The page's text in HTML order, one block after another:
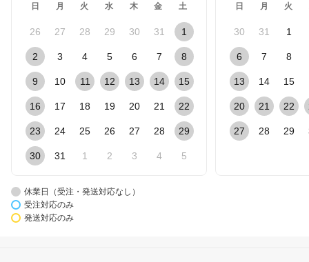
日 月 火 水 木 金 土
26 27 28 29 30 31 1
2 3 4 5 6 7 8
9 10 11 12 13 14 15
16 17 18 19 20 21 22
23 24 25 26 27 28 29
30 31 1 2 3 4 5
日 月 火
30 31 1
6 7 8
13 14 15
20 21 22
27 28 29
休業日（受注・発送対応なし）
受注対応のみ
発送対応のみ